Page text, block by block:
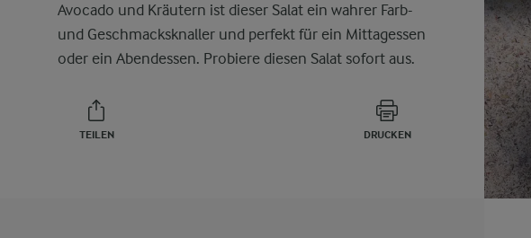
Avocado und Kräutern ist dieser Salat ein wahrer Farb-
und Geschmacksknaller und perfekt für ein Mittagessen
oder ein Abendessen. Probiere diesen Salat sofort aus.
TEILEN DRUCKEN